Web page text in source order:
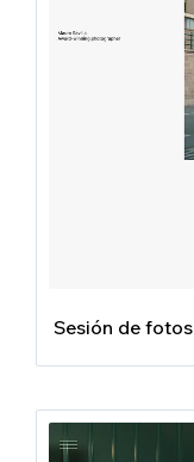
Sesión de fotos